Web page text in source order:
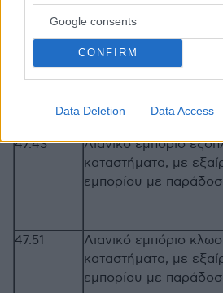
Google consents
CONFIRM
Data Deletion Data Access
εμπορίου με
υπηρεσίες πληρωμής
και
47.43
Λιανικό εμπόριο
καταστήματα, με
εμπορίου με
47.51
Λιανικό εμπόριο
καταστήματα, με
εμπορίου με